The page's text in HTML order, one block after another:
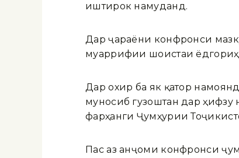
иштирок намуданд.
Дар ҷараёни конфронси
муаррифии шоистаи
Дар охир ба як қатор
муносиб гузоштан дар
фарҳанги Ҷумҳурии
Пас аз анҷоми конфронси